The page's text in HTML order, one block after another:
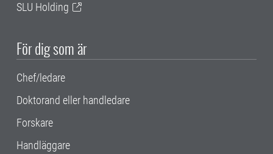
SLU Holding
För dig som är
Chef/ledare
Doktorand eller handledare
Forskare
Handläggare